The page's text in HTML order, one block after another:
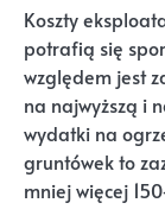
Koszty
potrafią się
względem jest
na najwyższą i
wydatki na
gruntówek to
mniej więcej